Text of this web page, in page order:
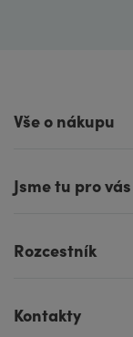
Vše o nákupu
Jsme tu pro vás
Rozcestník
Kontakty